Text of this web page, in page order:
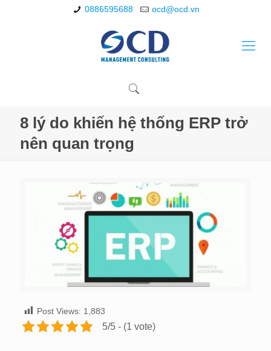
0886595688 ocd@ocd.vn
8 lý do khiến hệ thống ERP trở
nên quan trọng
Post Views: 1,883
5/5 - (1 vote)